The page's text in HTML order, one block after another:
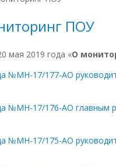
ПОУ
мая 2019 года «О
№МН-17/177-АО
№МН-17/176-АО главным
№МН-17/175-АО